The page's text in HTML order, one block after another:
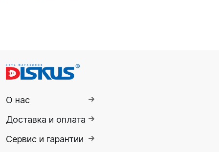
О нас
Доставка и оплата
Сервис и гарантии